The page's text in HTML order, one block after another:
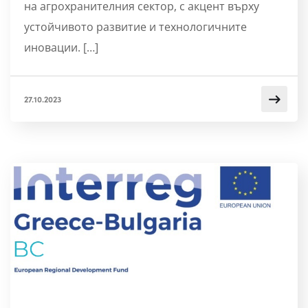
на агрохранителния сектор, с акцент върху
устойчивото развитие и технологичните
иновации. […]
27.10.2023